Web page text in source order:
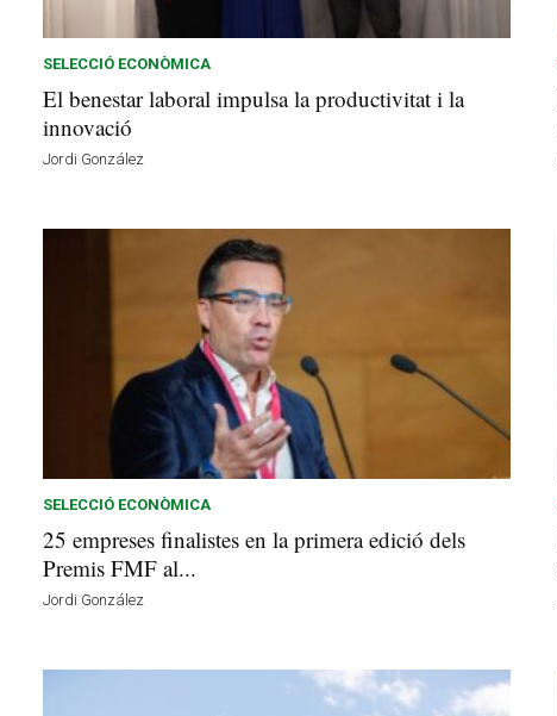
SELECCIÓ ECONÒMICA
El benestar laboral impulsa la productivitat i la
innovació
Jordi González
SELECCIÓ ECONÒMICA
25 empreses finalistes en la primera edició dels
Premis FMF al...
Jordi González